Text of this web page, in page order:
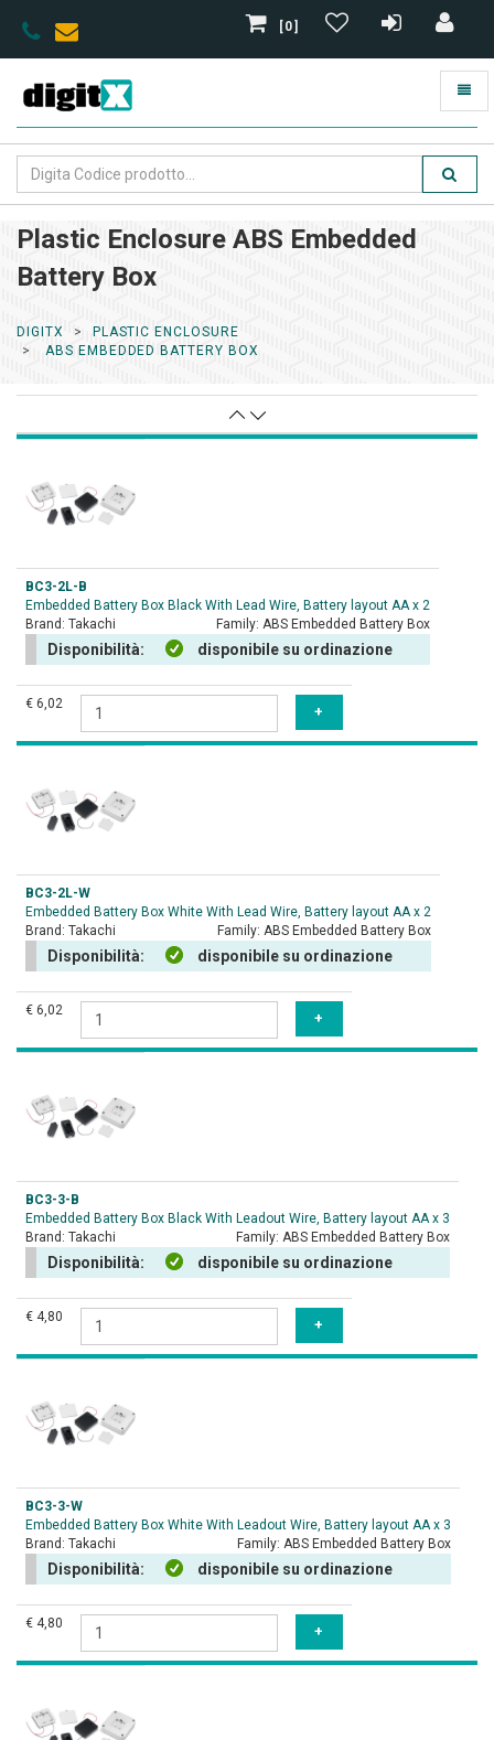
[0]
Plastic Enclosure ABS Embedded
Battery Box
DIGITX
PLASTIC ENCLOSURE
ABS EMBEDDED BATTERY BOX
BC3-2L-B
Embedded Battery Box Black With Lead Wire, Battery layout AA x 2
Brand: Takachi Family: ABS Embedded Battery Box
Disponibilità: disponibile su ordinazione
€ 6,02
BC3-2L-W
Embedded Battery Box White With Lead Wire, Battery layout AA x 2
Brand: Takachi Family: ABS Embedded Battery Box
Disponibilità: disponibile su ordinazione
€ 6,02
BC3-3-B
Embedded Battery Box Black With Leadout Wire, Battery layout AA x 3
Brand: Takachi Family: ABS Embedded Battery Box
Disponibilità: disponibile su ordinazione
€ 4,80
BC3-3-W
Embedded Battery Box White With Leadout Wire, Battery layout AA x 3
Brand: Takachi Family: ABS Embedded Battery Box
Disponibilità: disponibile su ordinazione
€ 4,80